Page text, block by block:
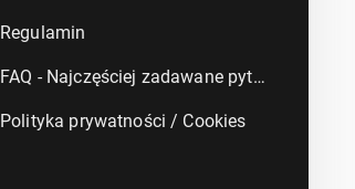
Regulamin
FAQ - Najczęściej zadawane pytania
Polityka prywatności / Cookies